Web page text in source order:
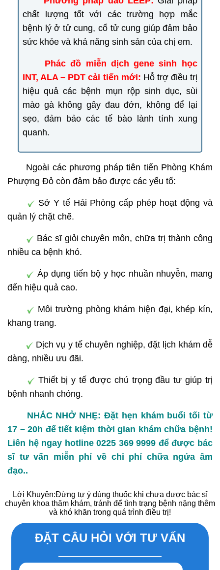
chất lượng tốt với các trường hợp mắc
bệnh lý ở tử cung, cổ tử cung giúp đảm bảo
sức khỏe và khả năng sinh sản của chị em.
Phác đồ miễn dịch gene sinh học
INT, ALA – PDT cải tiến mới: Hỗ trợ điều trị
hiệu quả các bệnh mụn rộp sinh dục, sùi
mào gà không gây đau đớn, không để lại
sẹo, đảm bảo các tế bào lành tính xung
quanh.
Ngoài các phương pháp tiên tiến Phòng Khám
Phượng Đỏ còn đảm bảo được các yếu tố:
Sở Y tế Hải Phòng cấp phép hoạt động và
quản lý chặt chẽ.
Bác sĩ giỏi chuyên môn, chữa trị thành công
nhiều ca bệnh khó.
Áp dụng tiến bộ y học nhuần nhuyễn, mang
đến hiệu quả cao.
Môi trường phòng khám hiện đại, khép kín,
khang trang.
Dịch vụ y tế chuyên nghiệp, đặt lịch khám dễ
dàng, nhiều ưu đãi.
Thiết bị y tế được chú trọng đầu tư giúp trị
bệnh nhanh chóng.
NHẮC NHỞ NHẸ: Đặt hẹn khám buổi tối từ
17 – 20h để tiết kiệm thời gian khám chữa bệnh!
Liên hệ ngay hotline 0225 369 9999 để được bác
sĩ tư vấn miễn phí về chi phí chữa ngứa âm
đạo..
Lời Khuyên:Đừng tự ý dùng thuốc khi chưa được bác sĩ
chuyên khoa thăm khám, tránh để tình trạng bệnh nặng thêm
và khó khăn trong quá trình điều trị!
ĐẶT CÂU HỎI VỚI TƯ VẤN